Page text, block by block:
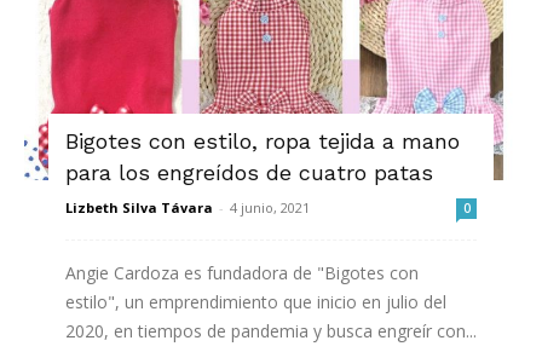
Bigotes con estilo, ropa tejida a mano
para los engreídos de cuatro patas
Lizbeth Silva Távara - 4 junio, 2021 0
Angie Cardoza es fundadora de "Bigotes con
estilo", un emprendimiento que inicio en julio del
2020, en tiempos de pandemia y busca engreír con...